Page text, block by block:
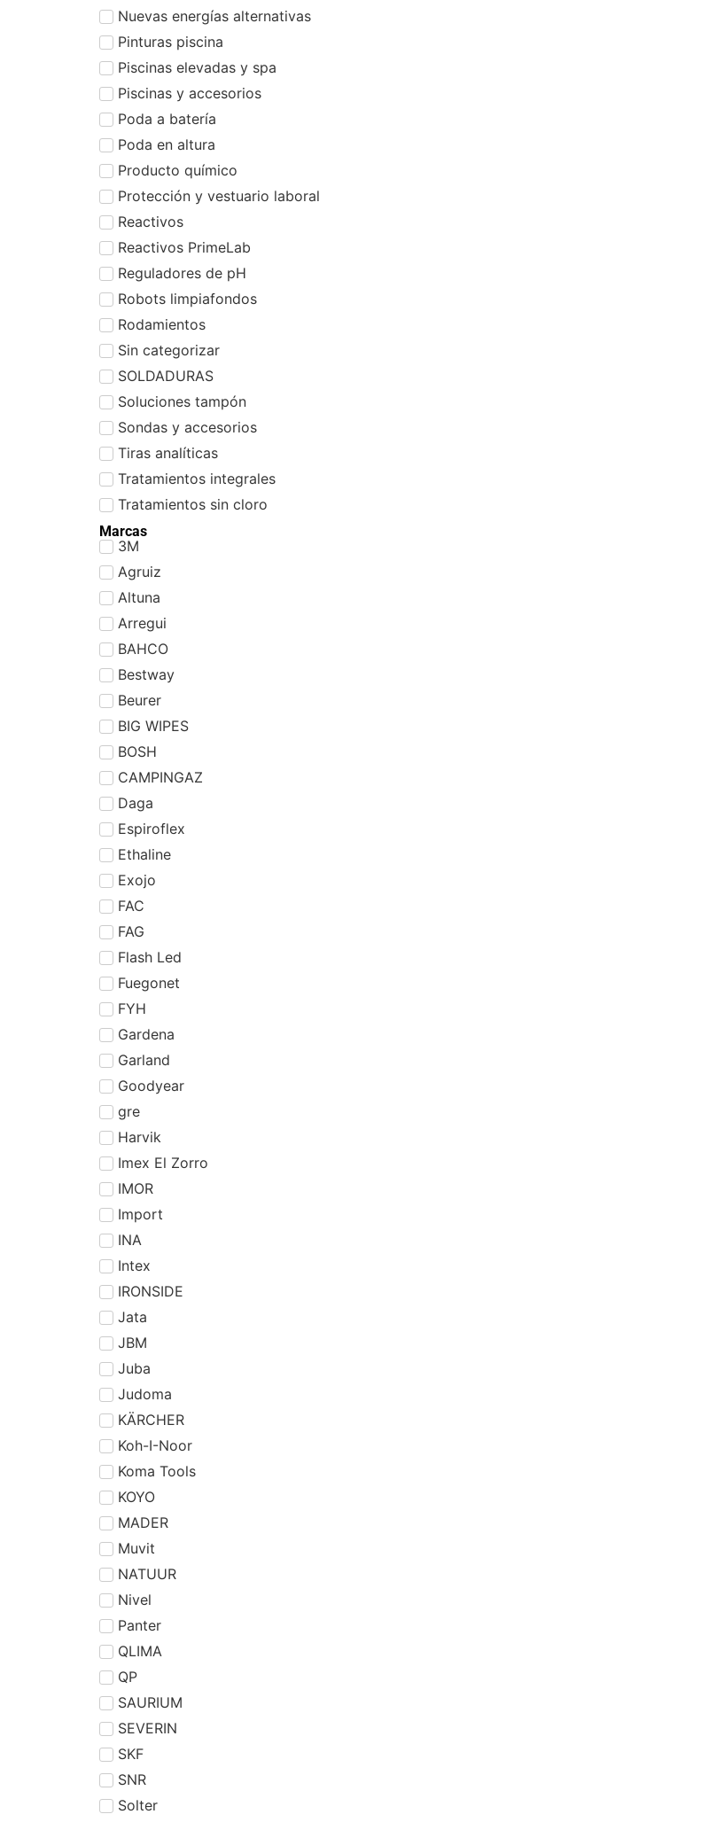
Nuevas energías alternativas
Pinturas piscina
Piscinas elevadas y spa
Piscinas y accesorios
Poda a batería
Poda en altura
Producto químico
Protección y vestuario laboral
Reactivos
Reactivos PrimeLab
Reguladores de pH
Robots limpiafondos
Rodamientos
Sin categorizar
SOLDADURAS
Soluciones tampón
Sondas y accesorios
Tiras analíticas
Tratamientos integrales
Tratamientos sin cloro
Marcas
3M
Agruiz
Altuna
Arregui
BAHCO
Bestway
Beurer
BIG WIPES
BOSH
CAMPINGAZ
Daga
Espiroflex
Ethaline
Exojo
FAC
FAG
Flash Led
Fuegonet
FYH
Gardena
Garland
Goodyear
gre
Harvik
Imex El Zorro
IMOR
Import
INA
Intex
IRONSIDE
Jata
JBM
Juba
Judoma
KÄRCHER
Koh-I-Noor
Koma Tools
KOYO
MADER
Muvit
NATUUR
Nivel
Panter
QLIMA
QP
SAURIUM
SEVERIN
SKF
SNR
Solter